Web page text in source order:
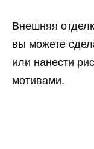
Внешняя
вы можете
или нанести
мотивами.